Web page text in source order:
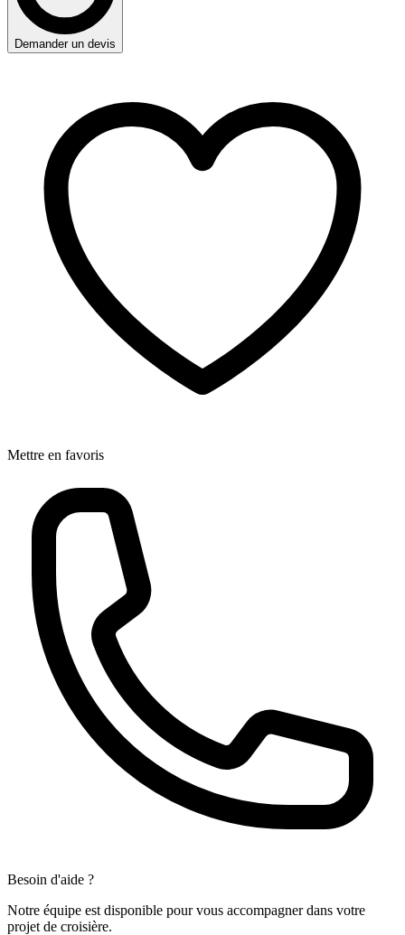
Demander un devis
Mettre en favoris
Besoin d'aide ?
Notre équipe est disponible pour vous accompagner dans votre
projet de croisière.